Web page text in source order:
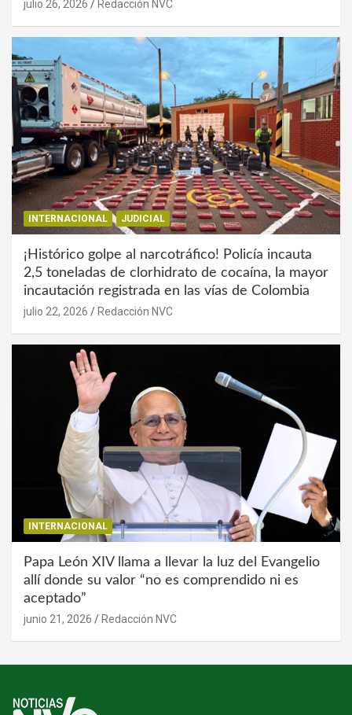
julio 26, 2026 Redacción NVC
INTERNACIONAL JUDICIAL
¡Histórico golpe al narcotráfico! Policía incauta
2,5 toneladas de clorhidrato de cocaína, la mayor
incautación registrada en las vías de Colombia
julio 22, 2026 Redacción NVC
INTERNACIONAL
Papa León XIV llama a llevar la luz del Evangelio
allí donde su valor “no es comprendido ni es
aceptado”
junio 21, 2026 Redacción NVC